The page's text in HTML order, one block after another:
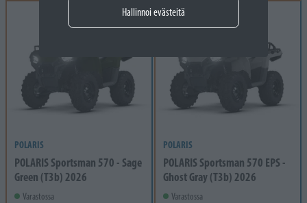
Hallinnoi evästeitä
POLARIS
POLARIS Sportsman 570 - Sage
Green (T3b) 2026
Varastossa
POLARIS
POLARIS Sportsman 570 EPS -
Ghost Gray (T3b) 2026
Varastossa